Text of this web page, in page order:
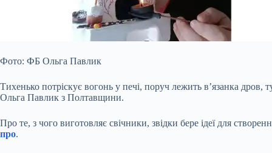
Фото: ФБ Ольга Павлик
Тихенько потріскує вогонь у печі, поруч лежить в’язанка дров,
Ольга Павлик з Полтавщини.
Про те, з чого виготовляє свічники, звідки бере ідеї для
про.